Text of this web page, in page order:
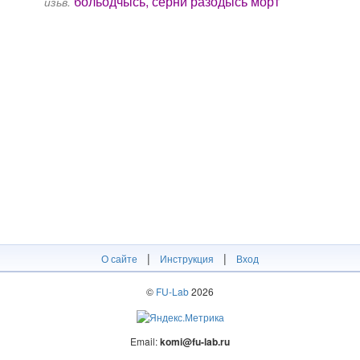
О сайте | Инструкция | Вход
© FU-Lab2026
Email:komi@fu-lab.ru